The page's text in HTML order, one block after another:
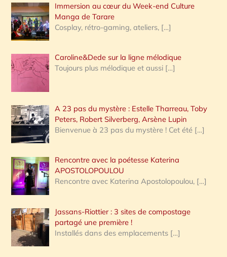
:
Immersion au cœur du Week-end Culture
Manga de Tarare
Cosplay, rétro-gaming, ateliers, […]
Caroline&Dede sur la ligne mélodique
Toujours plus mélodique et aussi […]
A 23 pas du mystère : Estelle Tharreau, Toby
Peters, Robert Silverberg, Arsène Lupin
Bienvenue à 23 pas du mystère ! Cet été […]
Rencontre avec la poétesse Katerina
APOSTOLOPOULOU
Rencontre avec Katerina Apostolopoulou, […]
Jassans-Riottier : 3 sites de compostage
partagé une première !
Installés dans des emplacements […]